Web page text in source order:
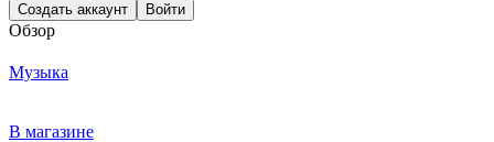
Создать аккаунт Войти
Обзор
Музыка
В магазине